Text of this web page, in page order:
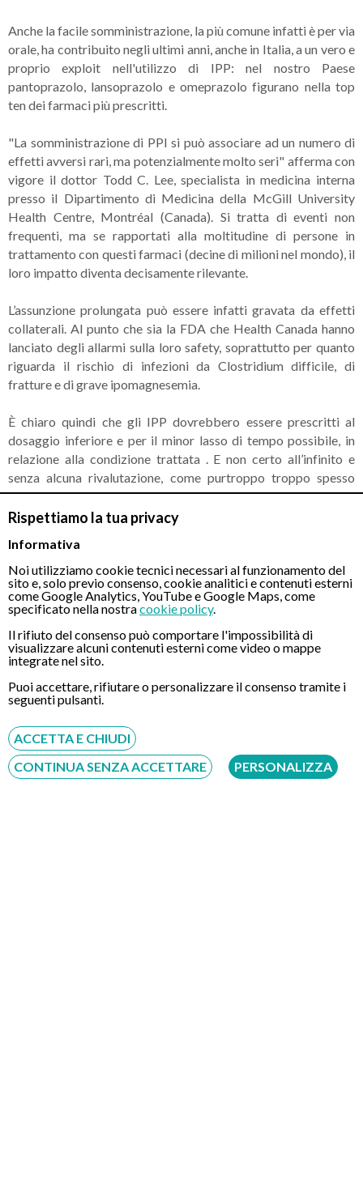
Rispettiamo la tua privacy
Informativa
Noi utilizziamo cookie tecnici necessari al funzionamento del
sito e, solo previo consenso, cookie analitici e contenuti esterni
come Google Analytics, YouTube e Google Maps, come
specificato nella nostracookie policy.
Il rifiuto del consenso può comportare l'impossibilità di
visualizzare alcuni contenuti esterni come video o mappe
integrate nel sito.
Puoi accettare, rifiutare o personalizzare il consenso tramite i
seguenti pulsanti.
ACCETTA E CHIUDI
CONTINUA SENZA ACCETTARE
PERSONALIZZA
Anche la facile somministrazione, la più comune infatti è per via
orale, ha contribuito negli ultimi anni, anche in Italia, a un vero e
proprio exploit nell'utilizzo di IPP: nel nostro Paese
pantoprazolo, lansoprazolo e omeprazolo figurano nella top
ten dei farmaci più prescritti.
"La somministrazione di PPI si può associare ad un numero di
effetti avversi rari, ma potenzialmente molto seri" afferma con
vigore il dottor Todd C. Lee, specialista in medicina interna
presso il Dipartimento di Medicina della McGill University
Health Centre, Montréal (Canada). Si tratta di eventi non
frequenti, ma se rapportati alla moltitudine di persone in
trattamento con questi farmaci (decine di milioni nel mondo), il
loro impatto diventa decisamente rilevante.
L’assunzione prolungata può essere infatti gravata da effetti
collaterali. Al punto che sia la FDA che Health Canada hanno
lanciato degli allarmi sulla loro safety, soprattutto per quanto
riguarda il rischio di infezioni da Clostridium difficile, di
fratture e di grave ipomagnesemia.
È chiaro quindi che gli IPP dovrebbero essere prescritti al
dosaggio inferiore e per il minor lasso di tempo possibile, in
relazione alla condizione trattata . E non certo all’infinito e
senza alcuna rivalutazione, come purtroppo troppo spesso
avviene.
Italia, nonostante le raccomandazioni dell’AIFA e le limitazioni
imposte: si stima, infatti che gli utilizzatori siano circa 3,5
milioni, il 21% della popolazione totale. Il loro utilizzo inoltre
aumenta con l’aumentare dell’età, raggiungendo una prevalenza
Come funzionano gli IPP?
Gli inibitori di pompa protonica sono in realtà dei pro-
farmaci, ovvero dei farmaci che si attivano solo in un ambiente
acido: vanno ad inibire in maniera specifica l'enzima H⁺/K⁺
ATPasi, noto appunto come pompa protonica, presente sulle